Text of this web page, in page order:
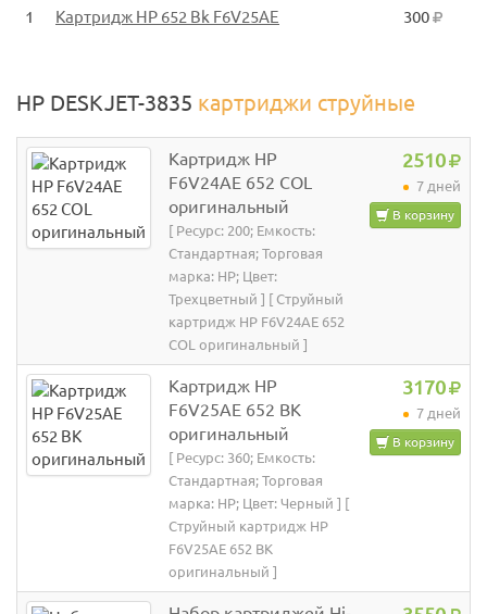
1 Картридж HP 652 Bk F6V25AE 300
HP DESKJET-3835 картриджи струйные
Картридж HP
F6V24AE 652 COL
оригинальный
[ Ресурс: 200; Емкость:
Стандартная; Торговая
марка: HP; Цвет:
Трехцветный ] [ Струйный
картридж HP F6V24AE 652
COL оригинальный ]
2510
7 дней
В корзину
Картридж HP
F6V25AE 652 BK
оригинальный
[ Ресурс: 360; Емкость:
Стандартная; Торговая
марка: HP; Цвет: Черный ] [
Струйный картридж HP
F6V25AE 652 BK
оригинальный ]
3170
7 дней
В корзину